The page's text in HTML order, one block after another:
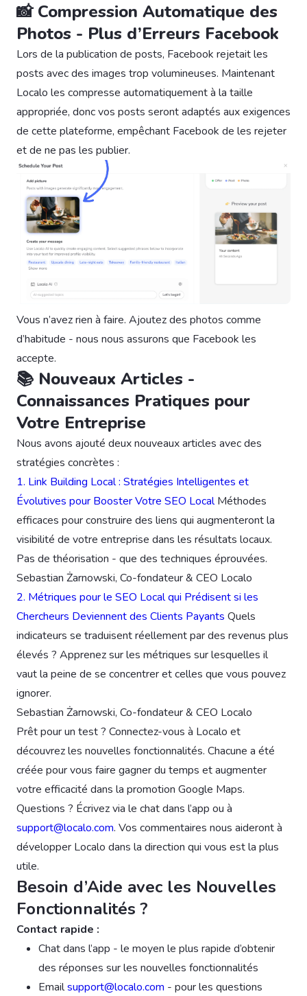
📸 Compression Automatique des
Photos - Plus d’Erreurs Facebook
Lors de la publication de posts, Facebook rejetait les
posts avec des images trop volumineuses. Maintenant
Localo les compresse automatiquement à la taille
appropriée, donc vos posts seront adaptés aux exigences
de cette plateforme, empêchant Facebook de les rejeter
et de ne pas les publier.
Vous n’avez rien à faire. Ajoutez des photos comme
d’habitude - nous nous assurons que Facebook les
accepte.
📚 Nouveaux Articles -
Connaissances Pratiques pour
Votre Entreprise
Nous avons ajouté deux nouveaux articles avec des
stratégies concrètes :
1. Link Building Local : Stratégies Intelligentes et
Évolutives pour Booster Votre SEO LocalMéthodes
efficaces pour construire des liens qui augmenteront la
visibilité de votre entreprise dans les résultats locaux.
Pas de théorisation - que des techniques éprouvées.
Sebastian Żarnowski, Co-fondateur & CEO Localo
2. Métriques pour le SEO Local qui Prédisent si les
Chercheurs Deviennent des Clients Payants Quels
indicateurs se traduisent réellement par des revenus plus
élevés ? Apprenez sur les métriques sur lesquelles il
vaut la peine de se concentrer et celles que vous pouvez
ignorer.
Sebastian Żarnowski, Co-fondateur & CEO Localo
Prêt pour un test ? Connectez-vous à Localo et
découvrez les nouvelles fonctionnalités. Chacune a été
créée pour vous faire gagner du temps et augmenter
votre efficacité dans la promotion Google Maps.
Questions ? Écrivez via le chat dans l’app ou à
support@localo.com. Vos commentaires nous aideront à
développer Localo dans la direction qui vous est la plus
utile.
Besoin d’Aide avec les Nouvelles
Fonctionnalités ?
Contact rapide :
Chat dans l’app - le moyen le plus rapide d’obtenir
des réponses sur les nouvelles fonctionnalités
Emailsupport@localo.com - pour les questions